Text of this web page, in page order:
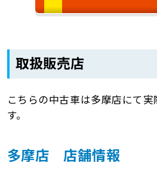
取扱販売店
こちらの中古車は多摩店にて
す。
多摩店 店舗情報